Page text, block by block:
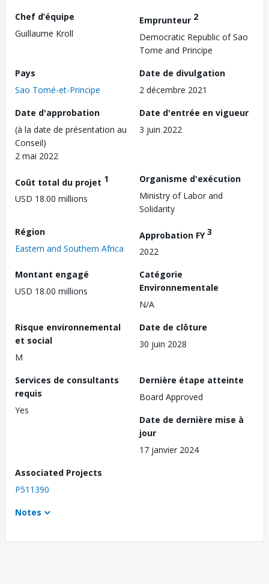
Chef d’équipe
Guillaume Kroll
Emprunteur 2
Democratic Republic of Sao
Tome and Principe
Pays
Sao Tomé-et-Principe
Date de divulgation
2 décembre 2021
Date d'approbation
(à la date de présentation au
Conseil)
2 mai 2022
Date d'entrée en vigueur
3 juin 2022
Coût total du projet 1
USD 18.00 millions
Organisme d'exécution
Ministry of Labor and
Solidarity
Région
Eastern and Southern Africa
Approbation FY3
2022
Montant engagé
USD 18.00 millions
Catégorie
Environnementale
N/A
Risque environnemental
et social
M
Date de clôture
30 juin 2028
Services de consultants
requis
Yes
Dernière étape atteinte
Board Approved
Date de dernière mise à
jour
17 janvier 2024
Associated Projects
P511390
Notes